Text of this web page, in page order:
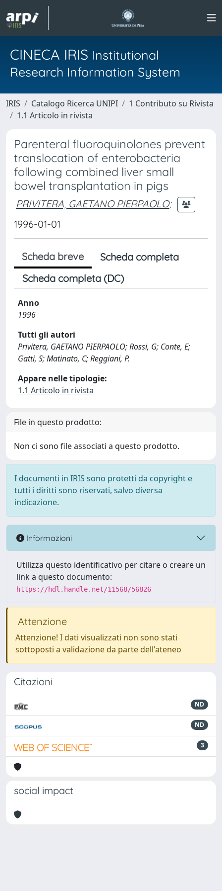
CINECA IRIS Institutional
Research Information System
IRIS Catalogo Ricerca UNIPI
1 Contributo su Rivista
1.1 Articolo in rivista
Parenteral fluoroquinolones prevent
translocation of enterobacteria
following combined liver small
bowel transplantation in pigs
PRIVITERA, GAETANO PIERPAOLO;
1996-01-01
Scheda breve
Scheda completa
Scheda completa (DC)
Anno
1996
Tutti gli autori
Privitera, GAETANO PIERPAOLO; Rossi, G; Conte, E;
Gatti, S; Matinato, C; Reggiani, P.
Appare nelle tipologie:
1.1 Articolo in rivista
File in questo prodotto:
Non ci sono file associati a questo prodotto.
I documenti in IRIS sono protetti da copyright e
tutti i diritti sono riservati, salvo diversa
indicazione.
Informazioni
Utilizza questo identificativo per citare o creare un
link a questo documento:
https://hdl.handle.net/11568/56826
Attenzione
Attenzione! I dati visualizzati non sono stati
sottoposti a validazione da parte dell'ateneo
Citazioni
ND
ND
3
social impact